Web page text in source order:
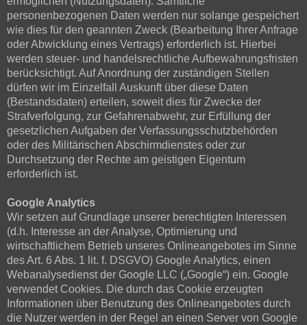
personenbezogenen Daten werden nur solange gespeichert
wie dies für den geannten Zweck (Bearbeitung Ihrer Anfrage
oder Abwicklung eines Vertrags) erforderlich ist. Hierbei
werden steuer- und handelsrechtliche Aufbewahrungsfristen
berücksichtigt. Auf Anordnung der zuständigen Stellen
dürfen wir im Einzelfall Auskunft über diese Daten
(Bestandsdaten) erteilen, soweit dies für Zwecke der
Strafverfolgung, zur Gefahrenabwehr, zur Erfüllung der
gesetzlichen Aufgaben der Verfassungsschutzbehörden
oder des Militärischen Abschirmdienstes oder zur
Durchsetzung der Rechte am geistigen Eigentum
erforderlich ist.
Google Analytics
Wir setzen auf Grundlage unserer berechtigten Interessen
(d.h. Interesse an der Analyse, Optimierung und
wirtschaftlichem Betrieb unseres Onlineangebotes im Sinne
des Art. 6 Abs. 1 lit. f. DSGVO) Google Analytics, einen
Webanalysedienst der Google LLC („Google“) ein. Google
verwendet Cookies. Die durch das Cookie erzeugten
Informationen über Benutzung des Onlineangebotes durch
die Nutzer werden in der Regel an einen Server von Google